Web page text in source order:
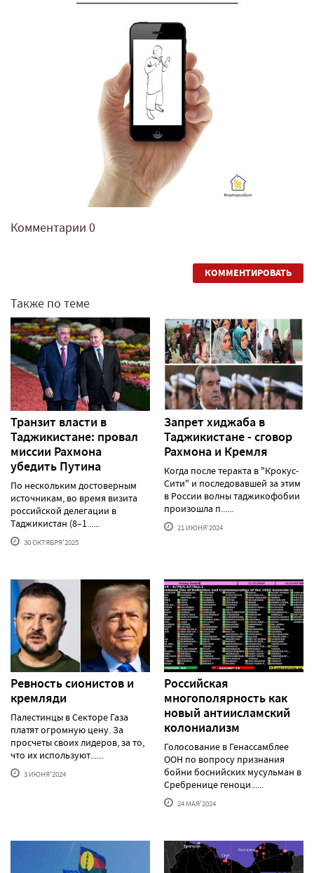
Комментарии 0
КОММЕНТИРОВАТЬ
Также по теме
Транзит власти в
Таджикистане: провал
миссии Рахмона
убедить Путина
По нескольким достоверным
источникам, во время визита
российской делегации в
Таджикистан (8–1......
30 ОКТЯБРЯ'2025
Запрет хиджаба в
Таджикистане - сговор
Рахмона и Кремля
Когда после теракта в "Крокус-
Сити" и последовавшей за этим
в России волны таджикофобии
произошла п......
21 ИЮНЯ'2024
Ревность сионистов и
кремляди
Палестинцы в Секторе Газа
платят огромную цену. За
просчеты своих лидеров, за то,
что их используют......
3 ИЮНЯ'2024
Российская
многополярность как
новый антиисламский
колониализм
Голосование в Генассамблее
ООН по вопросу признания
бойни боснийских мусульман в
Сребренице геноци......
24 МАЯ'2024